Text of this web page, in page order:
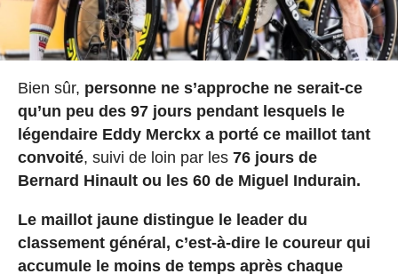
Bien sûr, personne ne s’approche ne serait-ce
qu’un peu des 97 jours pendant lesquels le
légendaire Eddy Merckx a porté ce maillot tant
convoité, suivi de loin par les 76 jours de
Bernard Hinault ou les 60 de Miguel Indurain.
Le maillot jaune distingue le leader du
classement général, c’est-à-dire le coureur qui
accumule le moins de temps après chaque